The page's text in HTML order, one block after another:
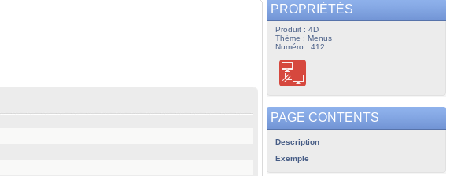
PROPRIÉTÉS
Produit : 4D
Thème : Menus
Numéro : 412
PAGE CONTENTS
Description
Exemple